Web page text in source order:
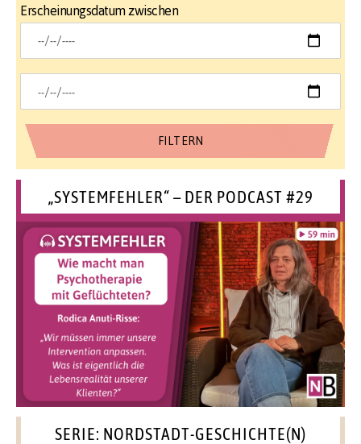
Erscheinungsdatum zwischen
„SYSTEMFEHLER“ – DER PODCAST #29
SERIE: NORDSTADT-GESCHICHTE(N)